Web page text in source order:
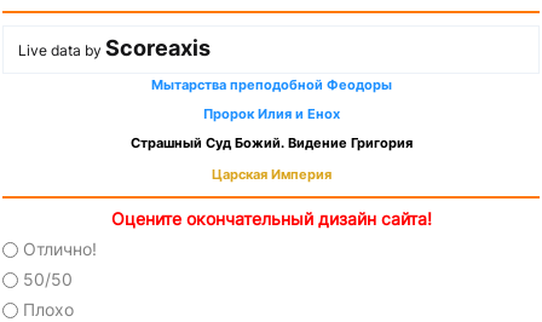
Live data by Scoreaxis
Мытарства преподобной Феодоры
Пророк Илия и Енох
Страшный Суд Божий. Видение Григория
Царская Империя
Оцените окончательный дизайн сайта!
Отлично!
50/50
Плохо